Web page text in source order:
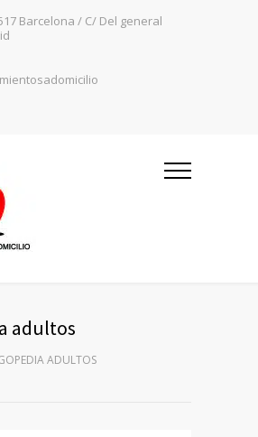
Barcelona / C/ Del general
adultos
ADULTOS